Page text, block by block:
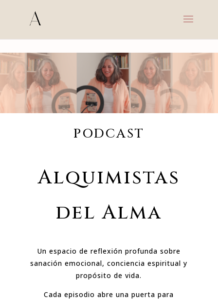
PODCAST
Alquimistas
del Alma
Un espacio de reflexión profunda sobre
sanación emocional, conciencia espiritual y
propósito de vida.
Cada episodio abre una puerta para